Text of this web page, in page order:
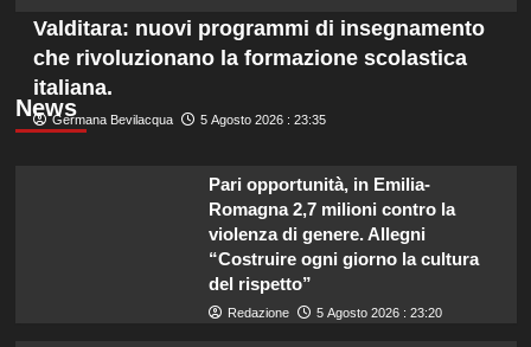
News
Valditara: nuovi programmi di insegnamento
che rivoluzionano la formazione scolastica
italiana.
Germana Bevilacqua 5 Agosto 2026 : 23:35
Pari opportunità, in Emilia-
Romagna 2,7 milioni contro la
violenza di genere. Allegni
“Costruire ogni giorno la cultura
del rispetto”
Redazione 5 Agosto 2026 : 23:20